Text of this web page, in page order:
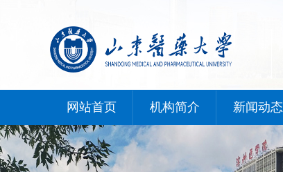
网站首页 机构简介 新闻动态